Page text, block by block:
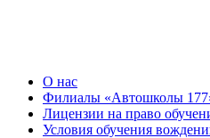
О нас
Филиалы «Автошколы
Лицензии на право
Условия обучения